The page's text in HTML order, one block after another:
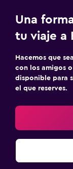
Comedor
Spa
Una
tu viaje a
Hacemos que
con los amigos
disponible para
el que reserves.